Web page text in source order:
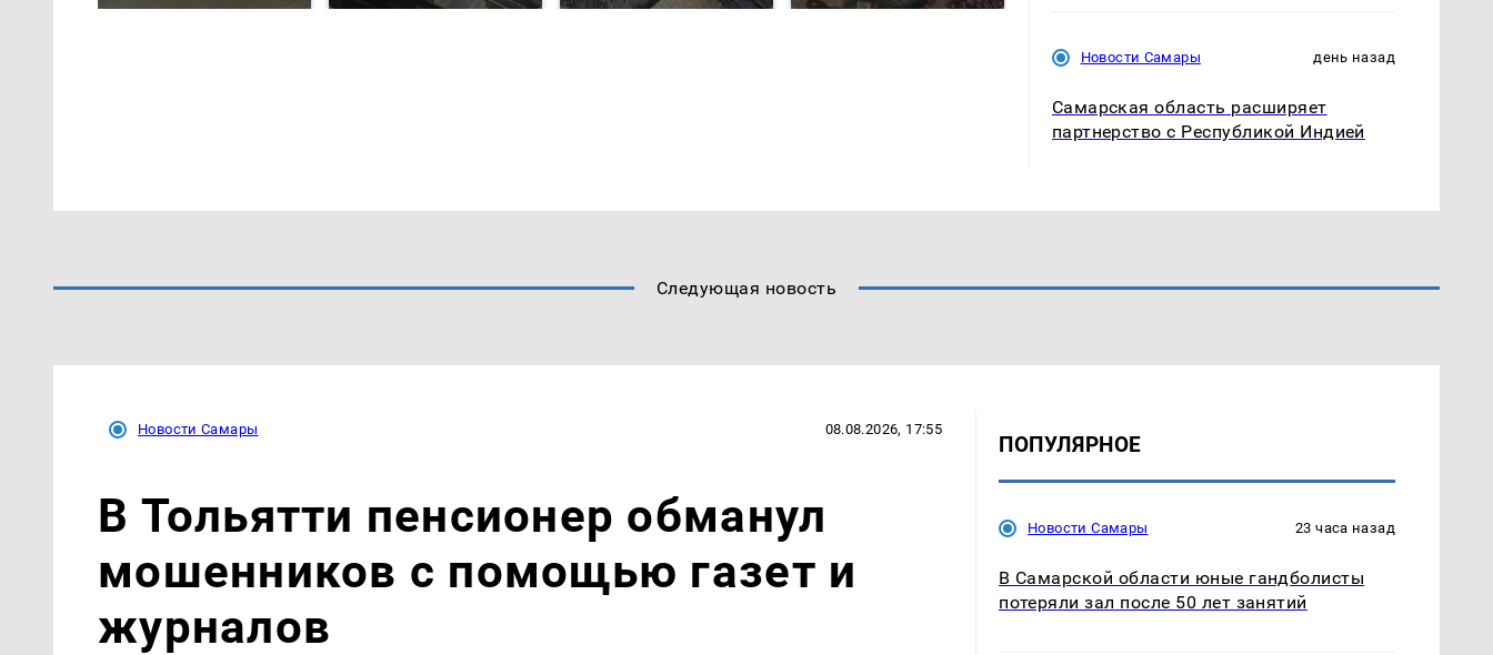
Новости Самары день назад
Самарская область расширяет
партнерство с Республикой Индией
Следующая новость
Новости Самары 08.08.2026, 17:55
В Тольятти пенсионер обманул
мошенников с помощью газет и
журналов
ПОПУЛЯРНОЕ
Новости Самары 23 часа назад
В Самарской области юные гандболисты
потеряли зал после 50 лет занятий